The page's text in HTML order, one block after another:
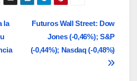
Futuros Wall Street: Dow
Jones (-0,46%); S&P
(-0,44%); Nasdaq (-0,48%)
la